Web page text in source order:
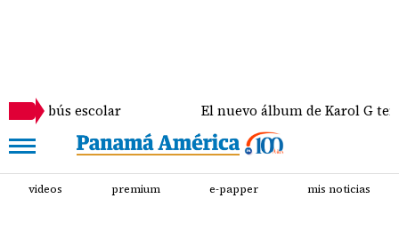
El nuevo álbum de Karol G tendrá
videos premium e-papper mis noticias